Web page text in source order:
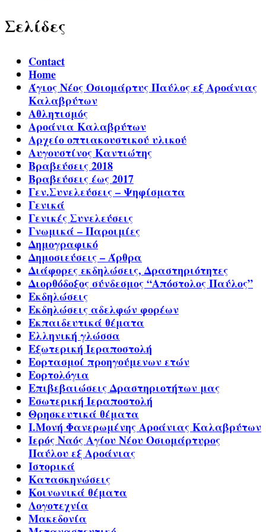
Σελίδες
Contact
Home
Άγιος Νέος Οσιομάρτυς Παύλος εξ Αροάνιας
Καλαβρύτων
Αθλητισμός
Αροάνια Καλαβρύτων
Αρχείο οπτιακουστικού υλικού
Αυγουστίνος Καντιώτης
Βραβεύσεις 2018
Βραβεύσεις έως 2017
Γεν.Συνελεύσεις – Ψηφίσματα
Γενικά
Γενικές Συνελεύσεις
Γνωμικά – Παροιμίες
Δημογραφικό
Δημοσιεύσεις – Άρθρα
Διάφορες εκδηλώσεις, Δραστηριότητες
Διορθόδοξος σύνδεσμος “Απόστολος Παύλος”
Εκδηλώσεις
Εκδηλώσεις αδελφών φορέων
Εκπαιδευτικά θέματα
Ελληνική γλώσσα
Εξωτερική Ιεραποστολή
Εορτασμοί προηγούμενων ετών
Εορτολόγια
Επιβεβαιώσεις Δραστηριοτήτων μας
Εσωτερική Ιεραποστολή
Θρησκευτικά θέματα
Ι.Μονή Φανερωμένης Αροάνιας Καλαβρύτων
Ιερός Ναός Αγίου Νέου Οσιομάρτυρος
Παύλου εξ Αροάνιας
Ιστορικά
Κατασκηνώσεις
Κοινωνικά θέματα
Λογοτεχνία
Μακεδονία